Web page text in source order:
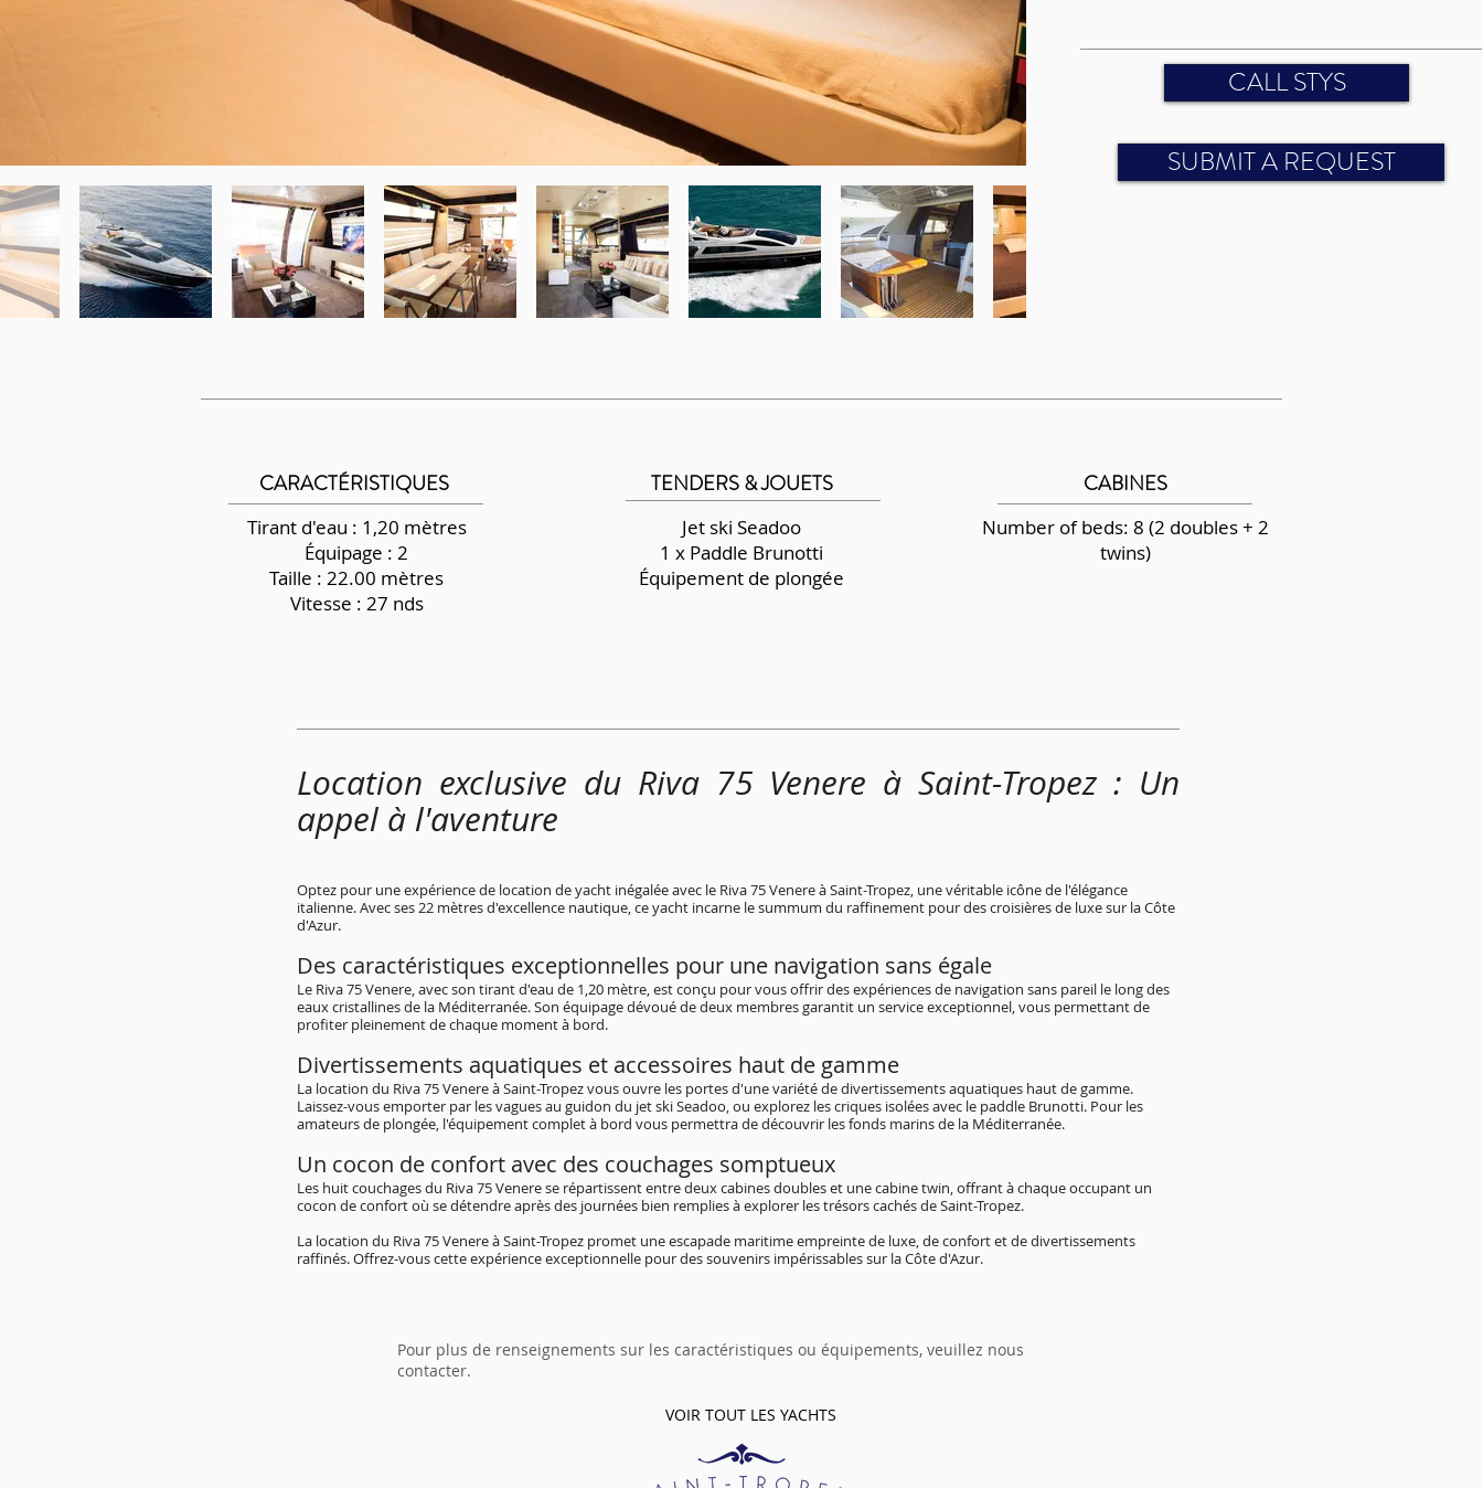
CALL STYS
SUBMIT A REQUEST
CARACTÉRISTIQUES
Tirant d'eau : 1,20 mètres
Équipage : 2
Taille : 22.00 mètres
Vitesse : 27 nds
TENDERS & JOUETS
Jet ski Seadoo
1 x Paddle Brunotti
Équipement de plongée
CABINES
Number of beds: 8 (2 doubles + 2
twins)
Location exclusive du Riva 75 Venere à Saint-Tropez : Un
appel à l'aventure
Optez pour une expérience de location de yacht inégalée avec le Riva 75 Venere à Saint-Tropez, une véritable icône de l'élégance
italienne. Avec ses 22 mètres d'excellence nautique, ce yacht incarne le summum du raffinement pour des croisières de luxe sur la Côte
d'Azur.
Des caractéristiques exceptionnelles pour une navigation sans égale
Le Riva 75 Venere, avec son tirant d'eau de 1,20 mètre, est conçu pour vous offrir des expériences de navigation sans pareil le long des
eaux cristallines de la Méditerranée. Son équipage dévoué de deux membres garantit un service exceptionnel, vous permettant de
profiter pleinement de chaque moment à bord.
Divertissements aquatiques et accessoires haut de gamme
La location du Riva 75 Venere à Saint-Tropez vous ouvre les portes d'une variété de divertissements aquatiques haut de gamme.
Laissez-vous emporter par les vagues au guidon du jet ski Seadoo, ou explorez les criques isolées avec le paddle Brunotti. Pour les
amateurs de plongée, l'équipement complet à bord vous permettra de découvrir les fonds marins de la Méditerranée.
Un cocon de confort avec des couchages somptueux
Les huit couchages du Riva 75 Venere se répartissent entre deux cabines doubles et une cabine twin, offrant à chaque occupant un
cocon de confort où se détendre après des journées bien remplies à explorer les trésors cachés de Saint-Tropez.
La location du Riva 75 Venere à Saint-Tropez promet une escapade maritime empreinte de luxe, de confort et de divertissements
raffinés. Offrez-vous cette expérience exceptionnelle pour des souvenirs impérissables sur la Côte d'Azur.
Pour plus de renseignements sur les caractéristiques ou équipements, veuillez nous
contacter.
VOIR TOUT LES YACHTS